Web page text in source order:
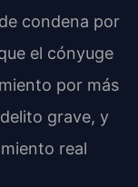
condena por
el cónyuge
por más
grave, y
real